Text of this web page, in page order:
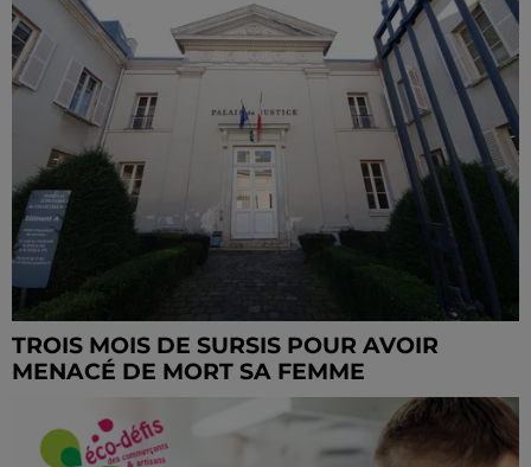
TROIS MOIS DE SURSIS POUR AVOIR
MENACÉ DE MORT SA FEMME